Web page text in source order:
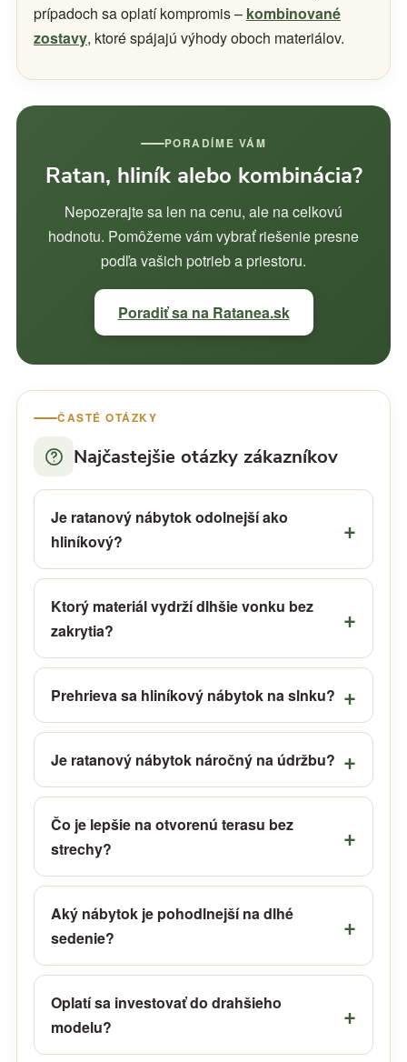
prípadoch sa oplatí kompromis – kombinované
zostavy, ktoré spájajú výhody oboch materiálov.
PORADÍME VÁM
Ratan, hliník alebo kombinácia?
Nepozerajte sa len na cenu, ale na celkovú
hodnotu. Pomôžeme vám vybrať riešenie presne
podľa vašich potrieb a priestoru.
Poradiť sa na Ratanea.sk
ČASTÉ OTÁZKY
Najčastejšie otázky zákazníkov
Je ratanový nábytok odolnejší ako
hliníkový?
Ktorý materiál vydrží dlhšie vonku bez
zakrytia?
Prehrieva sa hliníkový nábytok na slnku?
Je ratanový nábytok náročný na údržbu?
Čo je lepšie na otvorenú terasu bez
strechy?
Aký nábytok je pohodlnejší na dlhé
sedenie?
Oplatí sa investovať do drahšieho
modelu?